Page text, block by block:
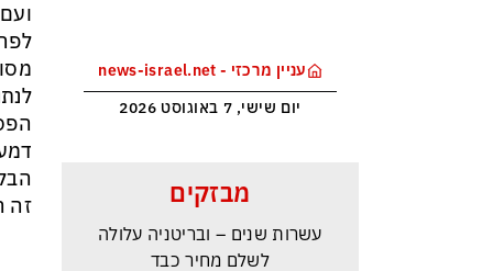
עניין מרכזי - news-israel.net
יום שישי, 7 באוגוסט 2026
מבזקים
נכנס לעידן המסוכן ביותר זה
עשרות שנים – ובריטניה עלולה
לשלם מחיר כבד
זה